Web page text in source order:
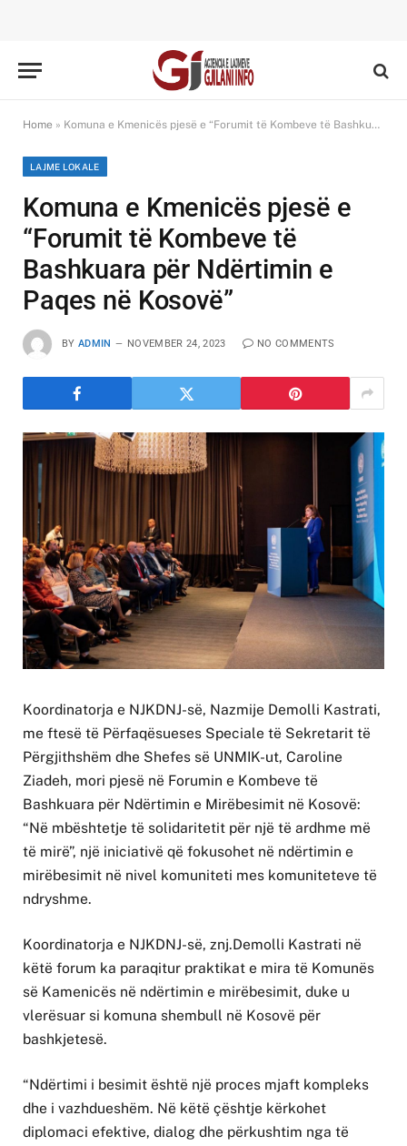
Home » Komuna e Kmenicës pjesë e “Forumit të Kombeve të Bashkuara për Ndërtimin e Paqes në Kosovë”
LAJME LOKALE
Komuna e Kmenicës pjesë e
“Forumit të Kombeve të
Bashkuara për Ndërtimin e
Paqes në Kosovë”
BY ADMIN NOVEMBER 24, 2023 NO COMMENTS
Koordinatorja e NJKDNJ-së, Nazmije Demolli Kastrati,
me ftesë të Përfaqësueses Speciale të Sekretarit të
Përgjithshëm dhe Shefes së UNMIK-ut, Caroline
Ziadeh, mori pjesë në Forumin e Kombeve të
Bashkuara për Ndërtimin e Mirëbesimit në Kosovë:
“Në mbështetje të solidaritetit për një të ardhme më
të mirë”, një iniciativë që fokusohet në ndërtimin e
mirëbesimit në nivel komuniteti mes komuniteteve të
ndryshme.
Koordinatorja e NJKDNJ-së, znj.Demolli Kastrati në
këtë forum ka paraqitur praktikat e mira të Komunës
së Kamenicës në ndërtimin e mirëbesimit, duke u
vlerësuar si komuna shembull në Kosovë për
bashkjetesë.
“Ndërtimi i besimit është një proces mjaft kompleks
dhe i vazhdueshëm. Në këtë çështje kërkohet
diplomaci efektive, dialog dhe përkushtim nga të